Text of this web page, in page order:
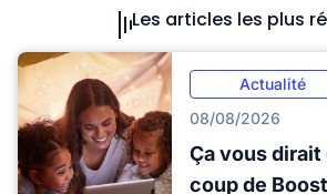
Les articles les plus
Actualité
08/08/2026
Ça vous dirait
coup de